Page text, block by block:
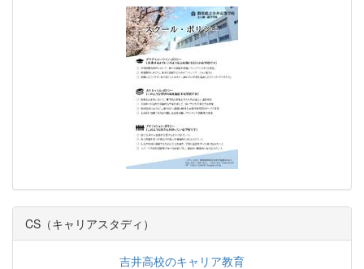
CS（キャリアスタディ）
吉井高校のキャリア教育